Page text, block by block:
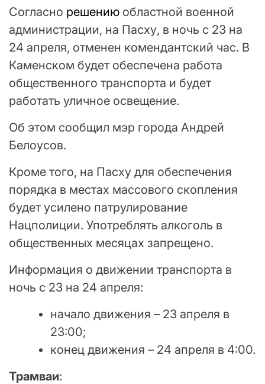
Согласно решению областной военной
администрации, на Пасху, в ночь с 23 на
24 апреля, отменен комендантский час. В
Каменском будет обеспечена работа
общественного транспорта и будет
работать уличное освещение.
Об этом сообщил мэр города Андрей
Белоусов.
Кроме того, на Пасху для обеспечения
порядка в местах массового скопления
будет усилено патрулирование
Нацполиции. Употреблять алкоголь в
общественных месяцах запрещено.
Информация о движении транспорта в
ночь с 23 на 24 апреля:
начало движения – 23 апреля в
23:00;
конец движения – 24 апреля в 4:00.
Трамваи: